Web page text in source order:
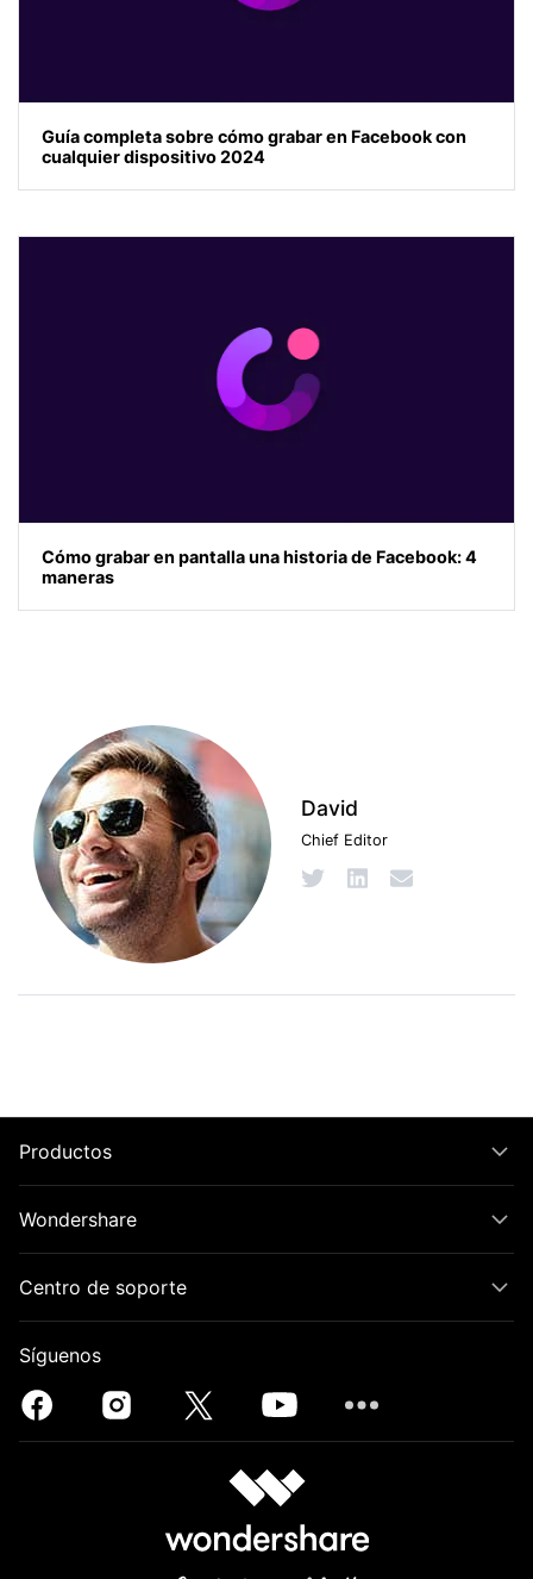
Guía completa sobre cómo grabar en Facebook con
cualquier dispositivo 2024
Cómo grabar en pantalla una historia de Facebook: 4
maneras
David
Chief Editor
Productos
Wondershare
Centro de soporte
Síguenos